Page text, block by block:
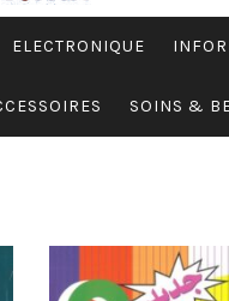
ELECTRONIQUE
SOINS &